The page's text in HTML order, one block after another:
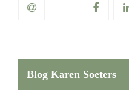
Blog Karen Soeters